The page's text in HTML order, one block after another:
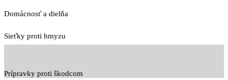
Domácnosť a dielňa
Sieťky proti hmyzu
Prípravky proti škodcom